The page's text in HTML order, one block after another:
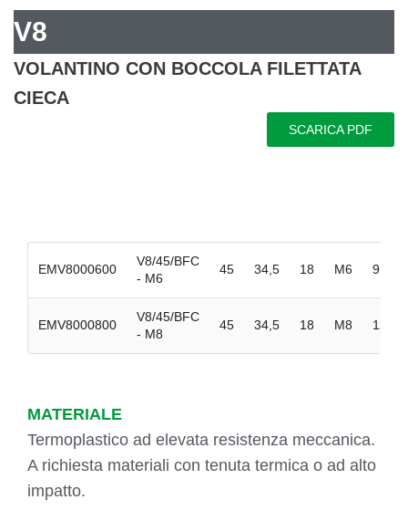
V8
VOLANTINO CON BOCCOLA FILETTATA
CIECA
SCARICA PDF
EMV8000600
V8/45/BFC
- M6
45 34,5 18 M6 9
EMV8000800
V8/45/BFC
- M8
45 34,5 18 M8 12
MATERIALE
Termoplastico ad elevata resistenza meccanica.
A richiesta materiali con tenuta termica o ad alto
impatto.